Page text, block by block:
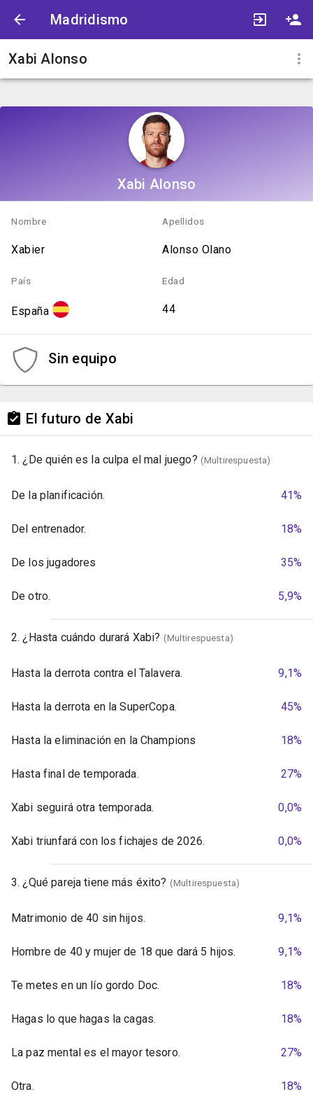
Madridismo
Xabi Alonso
Xabi Alonso
Nombre
Xabier
Apellidos
Alonso Olano
País
España
Edad
44
Sin equipo
El futuro de Xabi
1. ¿De quién es la culpa el mal juego? (Multirespuesta)
De la planificación. 41%
Del entrenador. 18%
De los jugadores 35%
De otro. 5,9%
2. ¿Hasta cuándo durará Xabi? (Multirespuesta)
Hasta la derrota contra el Talavera. 9,1%
Hasta la derrota en la SuperCopa. 45%
Hasta la eliminación en la Champions 18%
Hasta final de temporada. 27%
Xabi seguirá otra temporada. 0,0%
Xabi triunfará con los fichajes de 2026. 0,0%
3. ¿Qué pareja tiene más éxito? (Multirespuesta)
Matrimonio de 40 sin hijos. 9,1%
Hombre de 40 y mujer de 18 que dará 5 hijos. 9,1%
Te metes en un lío gordo Doc. 18%
Hagas lo que hagas la cagas. 18%
La paz mental es el mayor tesoro. 27%
Otra. 18%